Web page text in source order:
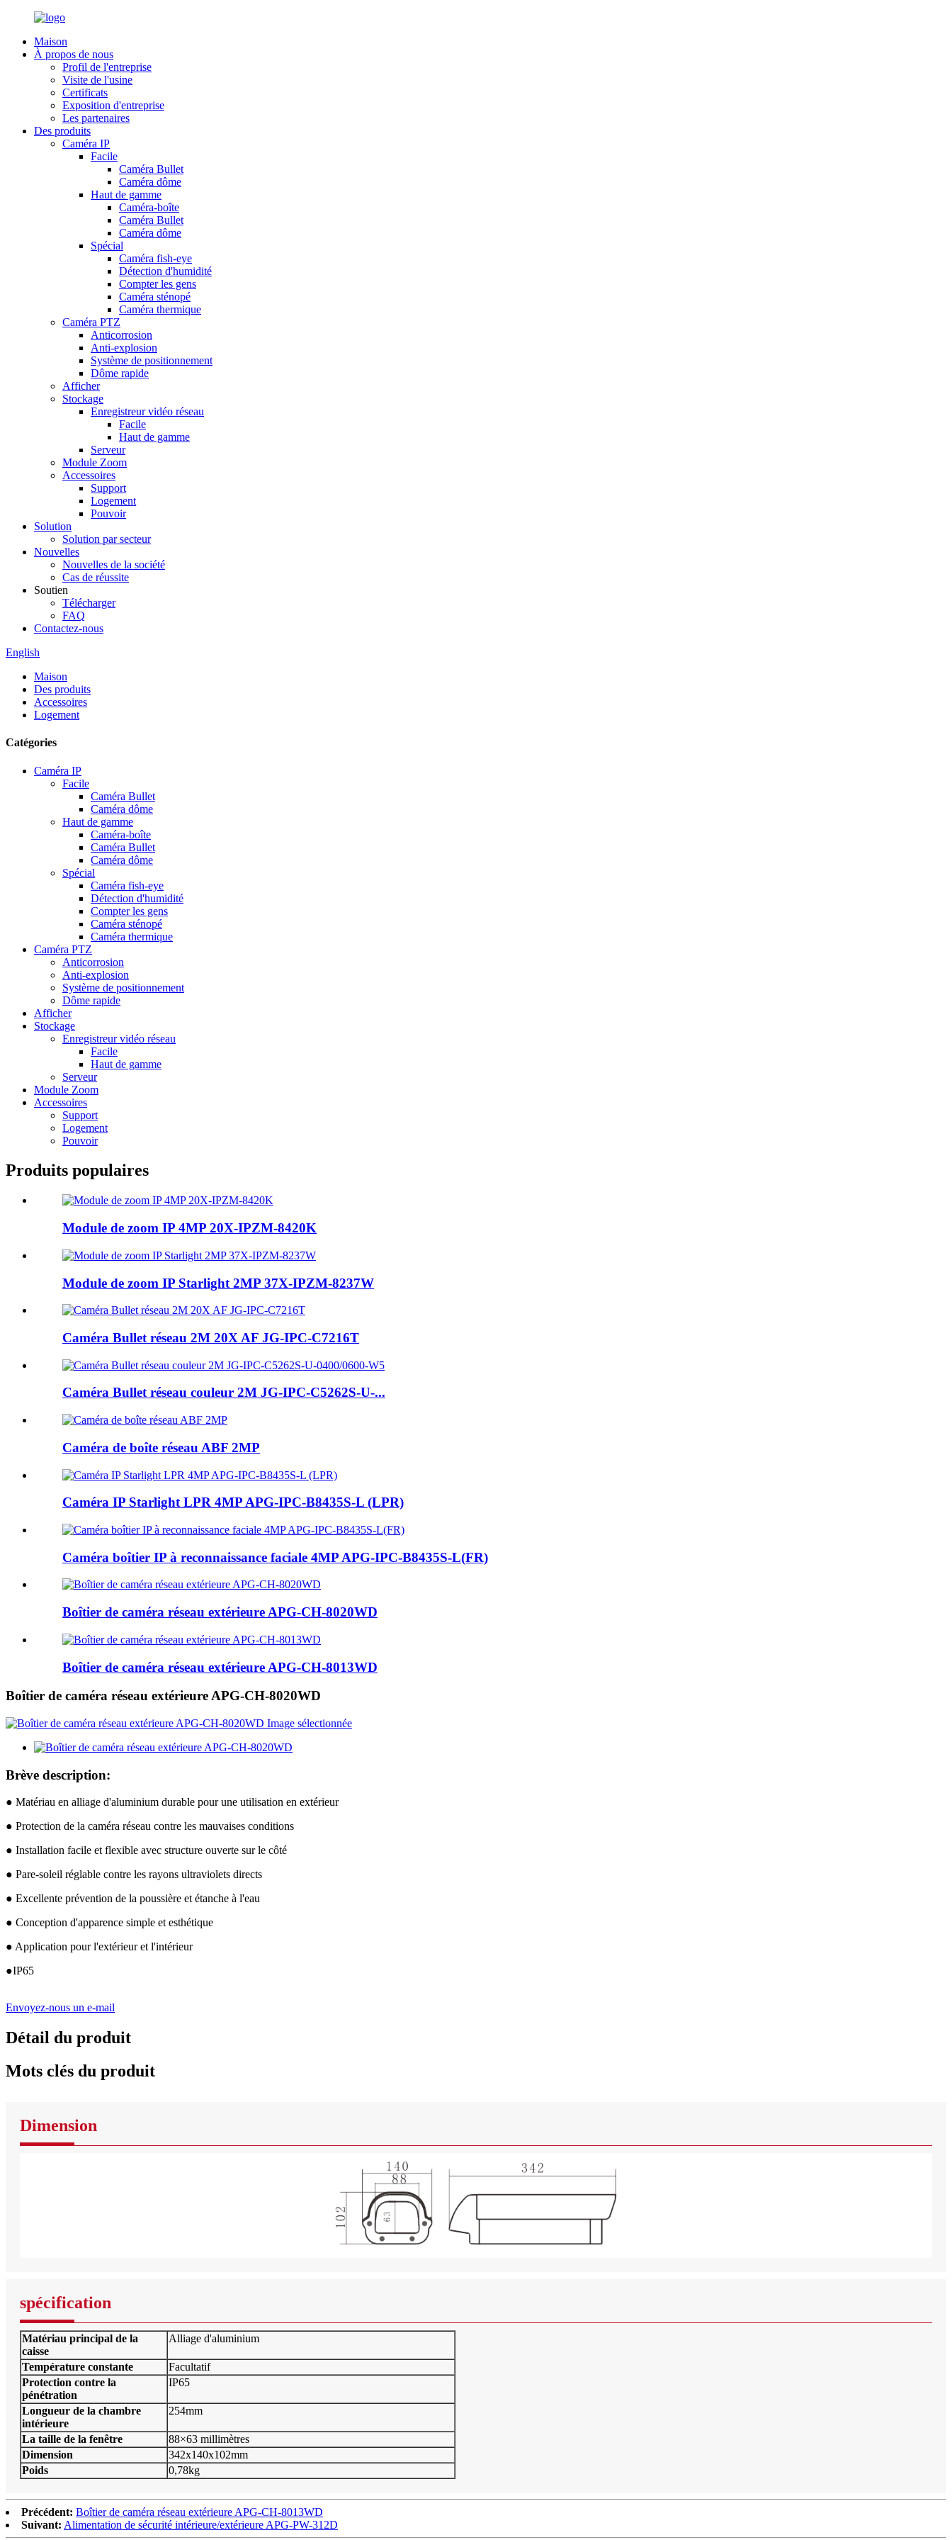
Maison
À propos de nous
Profil de l'entreprise
Visite de l'usine
Certificats
Exposition d'entreprise
Les partenaires
Des produits
Caméra IP
Facile
Caméra Bullet
Caméra dôme
Haut de gamme
Caméra-boîte
Caméra Bullet
Caméra dôme
Spécial
Caméra fish-eye
Détection d'humidité
Compter les gens
Caméra sténopé
Caméra thermique
Caméra PTZ
Anticorrosion
Anti-explosion
Système de positionnement
Dôme rapide
Afficher
Stockage
Enregistreur vidéo réseau
Facile
Haut de gamme
Serveur
Module Zoom
Accessoires
Support
Logement
Pouvoir
Solution
Solution par secteur
Nouvelles
Nouvelles de la société
Cas de réussite
Soutien
Télécharger
FAQ
Contactez-nous
English
Maison
Des produits
Accessoires
Logement
Catégories
Caméra IP
Facile
Caméra Bullet
Caméra dôme
Haut de gamme
Caméra-boîte
Caméra Bullet
Caméra dôme
Spécial
Caméra fish-eye
Détection d'humidité
Compter les gens
Caméra sténopé
Caméra thermique
Caméra PTZ
Anticorrosion
Anti-explosion
Système de positionnement
Dôme rapide
Afficher
Stockage
Enregistreur vidéo réseau
Facile
Haut de gamme
Serveur
Module Zoom
Accessoires
Support
Logement
Pouvoir
Produits populaires
Module de zoom IP 4MP 20X-IPZM-8420K
Module de zoom IP Starlight 2MP 37X-IPZM-8237W
Caméra Bullet réseau 2M 20X AF JG-IPC-C7216T
Caméra Bullet réseau couleur 2M JG-IPC-C5262S-U-...
Caméra de boîte réseau ABF 2MP
Caméra IP Starlight LPR 4MP APG-IPC-B8435S-L (LPR)
Caméra boîtier IP à reconnaissance faciale 4MP APG-IPC-B8435S-L(FR)
Boîtier de caméra réseau extérieure APG-CH-8020WD
Boîtier de caméra réseau extérieure APG-CH-8013WD
Boîtier de caméra réseau extérieure APG-CH-8020WD
Brève description:
● Matériau en alliage d'aluminium durable pour une utilisation en extérieur
● Protection de la caméra réseau contre les mauvaises conditions
● Installation facile et flexible avec structure ouverte sur le côté
● Pare-soleil réglable contre les rayons ultraviolets directs
● Excellente prévention de la poussière et étanche à l'eau
● Conception d'apparence simple et esthétique
● Application pour l'extérieur et l'intérieur
●IP65
Envoyez-nous un e-mail
Détail du produit
Mots clés du produit
Dimension
spécification
Matériau principal de la
caisse
Alliage d'aluminium
Température constante
Facultatif
Protection contre la
pénétration
IP65
Longueur de la chambre
intérieure
254mm
La taille de la fenêtre
88×63 millimètres
Dimension
342x140x102mm
Poids
0,78kg
Précédent: Boîtier de caméra réseau extérieure APG-CH-8013WD
Suivant: Alimentation de sécurité intérieure/extérieure APG-PW-312D